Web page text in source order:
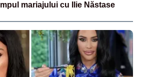
mariajului cu Ilie Năstase